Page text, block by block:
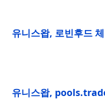
유니스왑, 로빈후드
유니스왑,